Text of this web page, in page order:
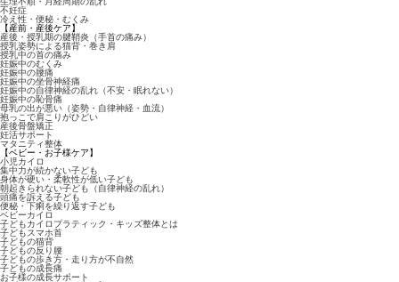
不妊症
冷え性・便秘・むくみ
【産前・産後ケア】
産後・授乳期の腱鞘炎（手首の痛み）
授乳姿勢による猫背・巻き肩
授乳中の首の痛み
妊娠中のむくみ
妊娠中の腰痛
妊娠中の坐骨神経痛
妊娠中の自律神経の乱れ（不安・眠れない）
妊娠中の恥骨痛
母乳の出が悪い（姿勢・自律神経・血流）
抱っこで肩こりがひどい
産後骨盤矯正
妊活サポート
マタニティ整体
【ベビー・お子様ケア】
小児カイロ
集中力が続かない子ども
身体が硬い・柔軟性が低い子ども
朝起きられない子ども（自律神経の乱れ）
頭痛を訴える子ども
便秘・下痢を繰り返す子ども
ベビーカイロ
子どもカイロプラティック・キッズ整体とは
子どもスマホ首
子どもの猫背
子どもの反り腰
子どもの歩き方・走り方が不自然
子どもの成長痛
お子様の成長サポート